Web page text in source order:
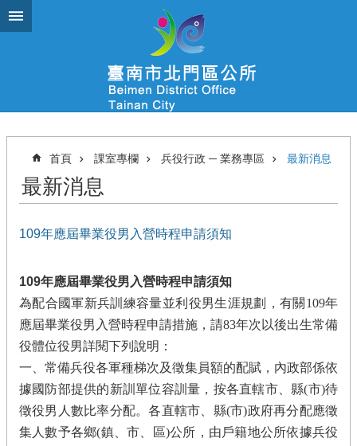
跳到主要內容區塊
首頁 課室專欄 兵役行政 ─ 業務專區 最新消息
最新消息
109年應屆畢業役男入營時程申請須知
109年應屆畢業役男入營時程申請須知
為配合國軍新兵訓練容量並利役男生涯規劃，有關 109年
應屆畢業役男入營時程申請措施，請83年次以後出生常備
役體位役男詳閱下列說明：
一、常備兵役各軍種梯次及徵集員額的配賦，內政部係依
據國防部提供的新訓單位容訓量，按各直轄市、縣(市)待
徵役男人數比率分配。各直轄市、縣(市)政府再分配應徵
集人數予各鄉(鎮、市、區)公所，由戶籍地公所依據兵役